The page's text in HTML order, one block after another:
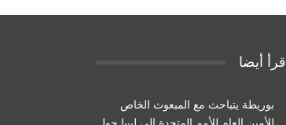
أقرأ أيضا
بوريطة يتباحث مع المبعوث الخاص